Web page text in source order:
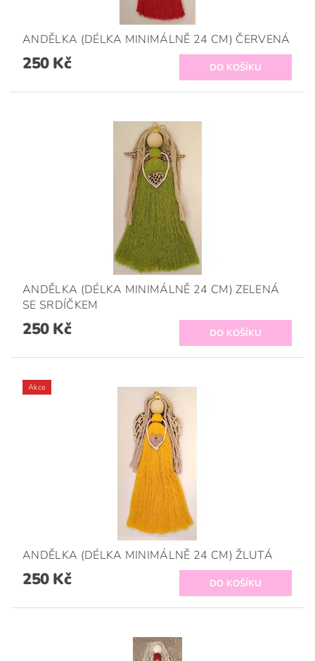
ANDĚLKA (DÉLKA MINIMÁLNĚ 24 CM) ČERVENÁ
250 Kč
ANDĚLKA (DÉLKA MINIMÁLNĚ 24 CM) ZELENÁ
SE SRDÍČKEM
250 Kč
Akce
ANDĚLKA (DÉLKA MINIMÁLNĚ 24 CM) ŽLUTÁ
250 Kč